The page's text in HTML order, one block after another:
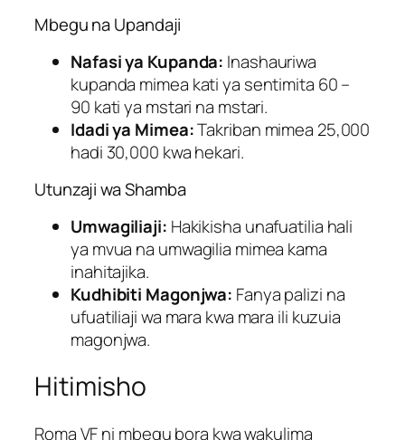
Mbegu na Upandaji
Nafasi ya Kupanda: Inashauriwa
kupanda mimea kati ya sentimita 60 –
90 kati ya mstari na mstari.
Idadi ya Mimea:Takriban mimea 25,000
hadi 30,000 kwa hekari.
Utunzaji wa Shamba
Umwagiliaji: Hakikisha unafuatilia hali
ya mvua na umwagilia mimea kama
inahitajika.
Kudhibiti Magonjwa: Fanya palizi na
ufuatiliaji wa mara kwa mara ili kuzuia
magonjwa.
Hitimisho
Roma VF ni mbegu bora kwa wakulima